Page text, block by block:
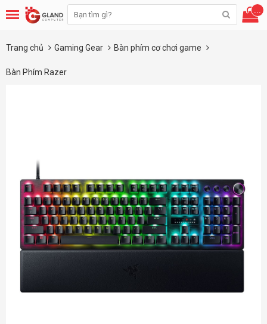
...
Trang chủ Gaming Gear Bàn phím cơ chơi game
Bàn Phím Razer